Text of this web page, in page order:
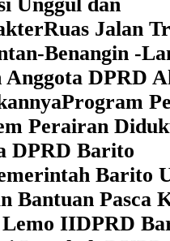
Ruas Jalan
Benangin -
Anggota DPRD
Program
Perairan
DPRD Barito
Barito
Bantuan Pasca
Lemo IIDPRD